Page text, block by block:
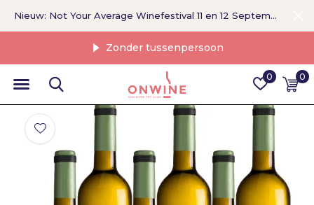
0 0
Zonder tussenpersoon
Nieuw: Not Your Average Winefestival 11 en 12 September >